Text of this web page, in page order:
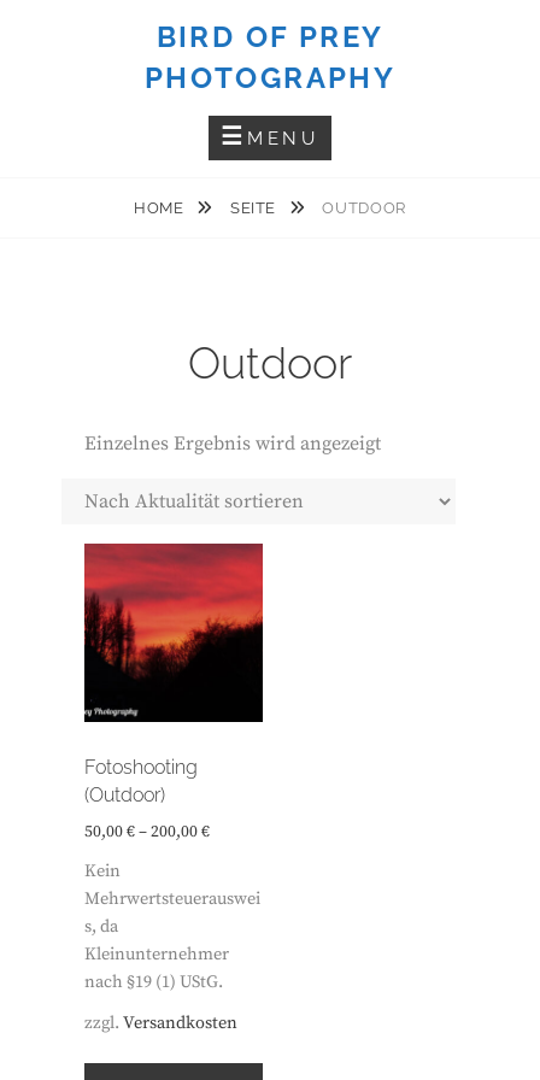
BIRD OF PREY
PHOTOGRAPHY
MENU
HOME SEITE OUTDOOR
Outdoor
Einzelnes Ergebnis wird angezeigt
Fotoshooting
(Outdoor)
50,00€–200,00€
Kein
Mehrwertsteuerauswei
s, da
Kleinunternehmer
nach §19 (1) UStG.
zzgl. Versandkosten
Dieses